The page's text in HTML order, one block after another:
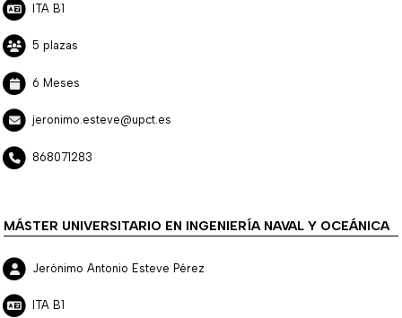
ITA B1
5 plazas
6 Meses
jeronimo.esteve@upct.es
868071283
MÁSTER UNIVERSITARIO EN INGENIERÍA NAVAL Y OCEÁNICA
Jerónimo Antonio Esteve Pérez
ITA B1